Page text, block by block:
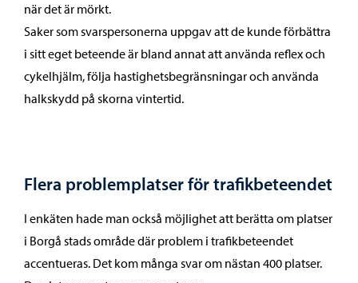
när det är mörkt.
Saker som svarspersonerna uppgav att de kunde förbättra
i sitt eget beteende är bland annat att använda reflex och
cykelhjälm, följa hastighetsbegränsningar och använda
halkskydd på skorna vintertid.
Flera problemplatser för trafikbeteendet
I enkäten hade man också möjlighet att berätta om platser
i Borgå stads område där problem i trafikbeteendet
accentueras. Det kom många svar om nästan 400 platser.